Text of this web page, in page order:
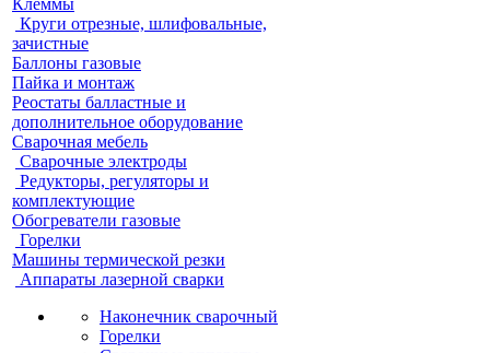
Клеммы
Круги отрезные, шлифовальные,
зачистные
Баллоны газовые
Пайка и монтаж
Реостаты балластные и
дополнительное оборудование
Сварочная мебель
Cварочные электроды
Редукторы, регуляторы и
комплектующие
Обогреватели газовые
Горелки
Машины термической резки
Аппараты лазерной сварки
Наконечник сварочный
Горелки